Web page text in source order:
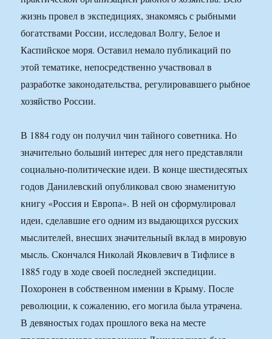
жизнь провел в экспедициях, знакомясь с рыбными
богатствами России, исследовал Волгу, Белое и
Каспийское моря. Оставил немало публикаций по
этой тематике, непосредственно участвовал в
разработке законодательства, регулировавшего рыбное
хозяйство России.
В 1884 году он получил чин тайного советника. Но
значительно больший интерес для него представляли
социально-политические идеи. В конце шестидесятых
годов Данилевский опубликовал свою знаменитую
книгу «Россия и Европа». В ней он сформулировал
идеи, сделавшие его одним из выдающихся русских
мыслителей, внесших значительный вклад в мировую
мысль. Скончался Николай Яковлевич в Тифлисе в
1885 году в ходе своей последней экспедиции.
Похоронен в собственном имении в Крыму. После
революции, к сожалению, его могила была утрачена.
В девяностых годах прошлого века на месте